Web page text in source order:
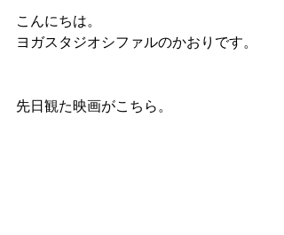
こんにちは。
ヨガスタジオシファルのかおりです。
先日観た映画がこちら。